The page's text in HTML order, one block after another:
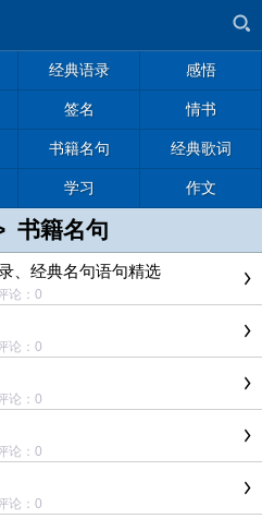
经典语录 感悟
签名 情书
书籍名句 经典歌词
学习 作文
书籍名句
、经典名句语句精选
：0
：0
：0
：0
：0